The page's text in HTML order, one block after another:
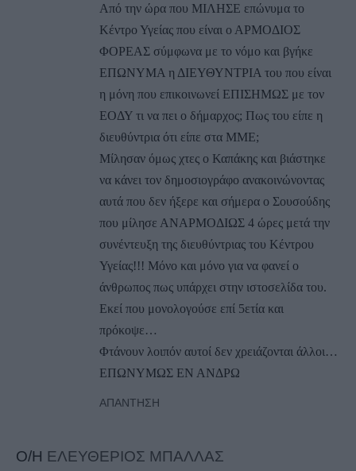
Από την ώρα που ΜΙΛΗΣΕ επώνυμα το
Κέντρο Υγείας που είναι ο ΑΡΜΟΔΙΟΣ
ΦΟΡΕΑΣ σύμφωνα με το νόμο και βγήκε
ΕΠΩΝΥΜΑ η ΔΙΕΥΘΥΝΤΡΙΑ του που είναι
η μόνη που επικοινωνεί ΕΠΙΣΗΜΩΣ με τον
ΕΟΔΥ τι να πει ο δήμαρχος; Πως του είπε η
διευθύντρια ότι είπε στα ΜΜΕ;
Μίλησαν όμως χτες ο Καπάκης και βιάστηκε
να κάνει τον δημοσιογράφο ανακοινώνοντας
αυτά που δεν ήξερε και σήμερα ο Σουσούδης
που μίλησε ΑΝΑΡΜΟΔΙΩΣ 4 ώρες μετά την
συνέντευξη της διευθύντριας του Κέντρου
Υγείας!!! Μόνο και μόνο για να φανεί ο
άνθρωπος πως υπάρχει στην ιστοσελίδα του.
Εκεί που μονολογούσε επί 5ετία και
πρόκοψε…
Φτάνουν λοιπόν αυτοί δεν χρειάζονται άλλοι…
ΕΠΩΝΥΜΩΣ ΕΝ ΑΝΔΡΩ
ΑΠΆΝΤΗΣΗ
Ο/Η ΕΛΕΥΘΕΡΙΟΣ ΜΠΑΛΛΑΣ